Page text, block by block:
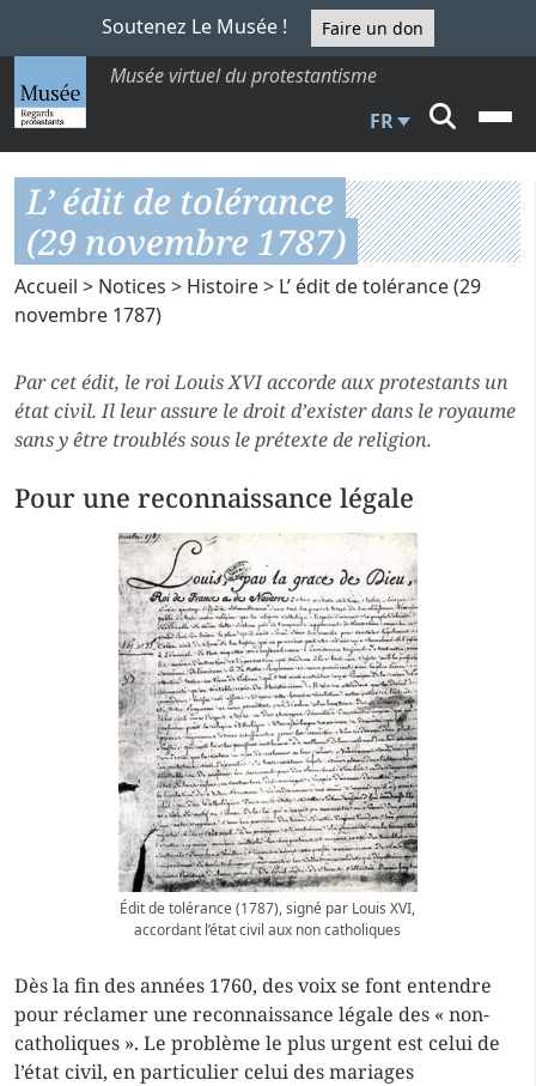
Soutenez Le Musée ! Faire un don
Musée virtuel du protestantisme
FR
L’ édit de tolérance
(29 novembre 1787)
Accueil > Notices > Histoire> L’ édit de tolérance (29
novembre 1787)
Par cet édit, le roi Louis XVI accorde aux protestants un
état civil. Il leur assure le droit d’exister dans le royaume
sans y être troublés sous le prétexte de religion.
Pour une reconnaissance légale
Édit de tolérance (1787), signé par Louis XVI,
accordant l’état civil aux non catholiques
Dès la fin des années 1760, des voix se font entendre
pour réclamer une reconnaissance légale des « non-
catholiques ». Le problème le plus urgent est celui de
l’état civil, en particulier celui des mariages